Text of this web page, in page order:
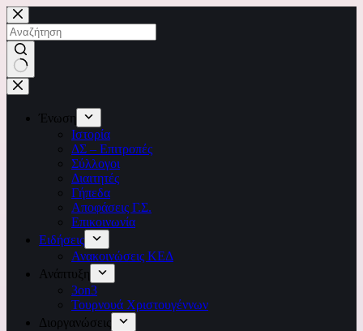
Ένωση
Ιστορία
ΔΣ – Επιτροπές
Σύλλογοι
Διαιτητές
Γήπεδα
Αποφάσεις Γ.Σ.
Επικοινωνία
Ειδήσεις
Ανακοινώσεις ΚΕΔ
Ανάπτυξη
3on3
Τουρνουά Χριστουγέννων
Διοργανώσεις